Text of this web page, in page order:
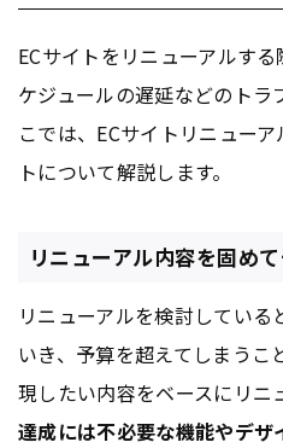
ECサイトをリニューアルす
ケジュールの遅延などのトラ
こでは、ECサイトリニュー
トについて解説します。
リニューアル内容を固め
リニューアルを検討している
いき、予算を超えてしまうこ
現したい内容をベースにリニ
達成には不必要な機能やデザ